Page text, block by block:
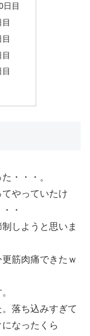
目
・・・。
やっていたけ
・
しようと思いま
筋肉痛できたｗ
落ち込みすぎて
なったくら